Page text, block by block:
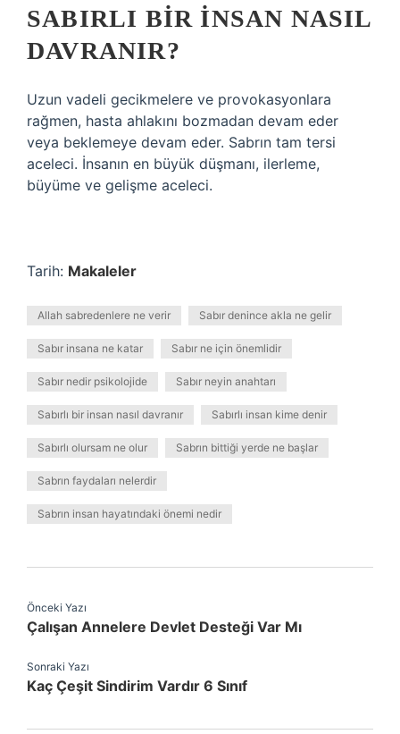
SABIRLI BIR INSAN NASIL
DAVRANIR?
Uzun vadeli gecikmelere ve provokasyonlara
rağmen, hasta ahlakını bozmadan devam eder
veya beklemeye devam eder. Sabrın tam tersi
aceleci. İnsanın en büyük düşmanı, ilerleme,
büyüme ve gelişme aceleci.
Tarih: Makaleler
Allah sabredenlere ne verir Sabır denince akla ne gelir
Sabır insana ne katar Sabır ne için önemlidir
Sabır nedir psikolojide Sabır neyin anahtarı
Sabırlı bir insan nasıl davranır Sabırlı insan kime denir
Sabırlı olursam ne olur Sabrın bittiği yerde ne başlar
Sabrın faydaları nelerdir
Sabrın insan hayatındaki önemi nedir
Önceki Yazı
Çalışan Annelere Devlet Desteği Var Mı
Sonraki Yazı
Kaç Çeşit Sindirim Vardır 6 Sınıf